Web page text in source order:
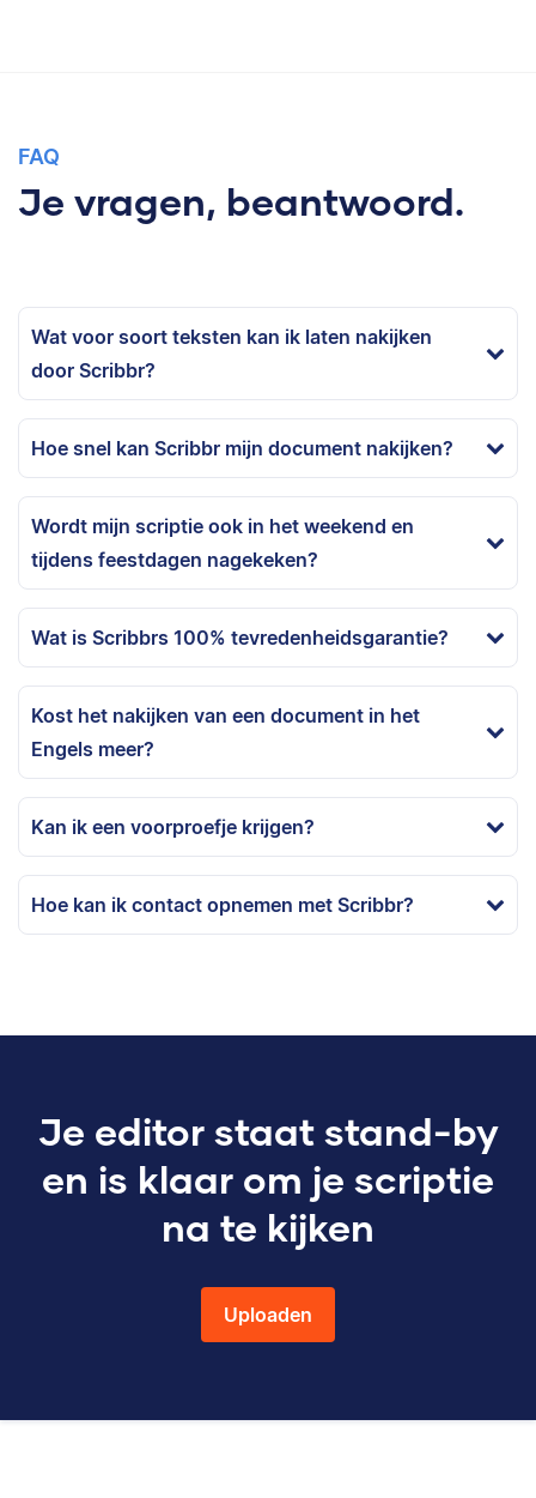
FAQ
Je vragen, beantwoord.
Wat voor soort teksten kan ik laten nakijken
door Scribbr?
Hoe snel kan Scribbr mijn document nakijken?
Wordt mijn scriptie ook in het weekend en
tijdens feestdagen nagekeken?
Wat is Scribbrs 100% tevredenheidsgarantie?
Kost het nakijken van een document in het
Engels meer?
Kan ik een voorproefje krijgen?
Hoe kan ik contact opnemen met Scribbr?
Je editor staat stand-by
en is klaar om je scriptie
na te kijken
Uploaden